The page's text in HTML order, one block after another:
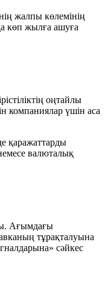
жалпы көлемінің
көп жылға ашуға
оңтайлы
компаниялар үшін аса
қаражаттарды
валюталық
Ағымдағы
тұрақталуына
сәйкес